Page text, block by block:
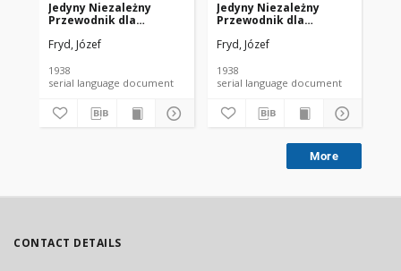
Jedyny Niezależny
Przewodnik dla
nr 5 (1938)
Fryd, Józef
1938
serial language document
Jedyny Niezależny
Przewodnik dla
nr 6 (1938)
Fryd, Józef
1938
serial language document
More
CONTACT DETAILS